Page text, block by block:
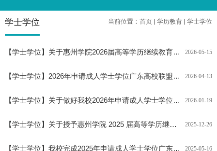
当前位置： 首页 学历教育 学士学位
学士学位
【学士学位】 关于惠州学院2026届高等学历继续教育本科毕业生申请学士学位的通知 2026-05-15
【学士学位】 2026年申请成人学士学位广东高校联盟外语水平考试惠州学院考点考生赴考须知 2026-04-13
【学士学位】 关于做好我校2026年申请成人学士学位广东高校联盟外语水平考试报名工作的通知 2026-01-19
【学士学位】 关于授予惠州学院 2025 届高等学历继续教育本科毕业生学士学位的公示 2025-12-26
【学士学位】 我校完成2025年申请成人学士学位广东高校联盟外语水平考试（惠州学院考点）工作 2025-05-16